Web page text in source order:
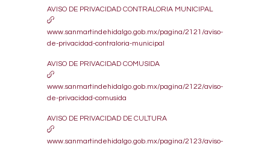
AVISO DE PRIVACIDAD CONTRALORIA MUNICIPAL
www.sanmartindehidalgo.gob.mx/pagina/2121/aviso-
de-privacidad-contraloria-municipal
AVISO DE PRIVACIDAD COMUSIDA
www.sanmartindehidalgo.gob.mx/pagina/2122/aviso-
de-privacidad-comusida
AVISO DE PRIVACIDAD DE CULTURA
www.sanmartindehidalgo.gob.mx/pagina/2123/aviso-